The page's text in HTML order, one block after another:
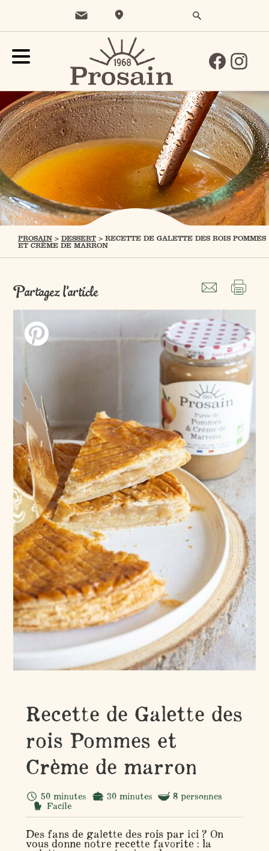
PROSAIN > DESSERT > RECETTE DE GALETTE DES ROIS POMMES
ET CRÈME DE MARRON
Partagez l'article
Recette de Galette des
rois Pommes et
Crème de marron
50 minutes 30 minutes
8 personnes
Facile
Des fans de galette des rois par ici ? On
vous donne notre recette favorite : la